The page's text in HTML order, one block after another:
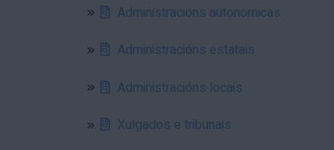
Administracions autonomicas
Administracións estatais
Administracións locais
Xulgados e tribunais